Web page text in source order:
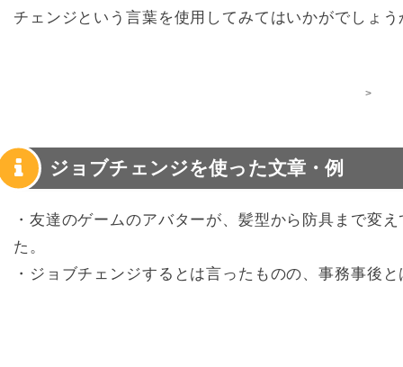
チェンジという言葉を使用してみてはいかがでしょう
>
ジョブチェンジを使った文章・例
・友達のゲームのアバターが、髪型から防具まで変
た。
・ジョブチェンジするとは言ったものの、事務事後